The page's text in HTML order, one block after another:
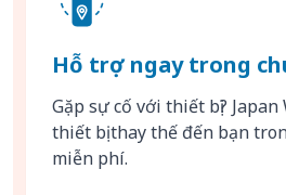
Hỗ trợ ngay trong
Gặp sự cố với thiết bị?
thiết bị thay thế đến bạn
miễn phí.